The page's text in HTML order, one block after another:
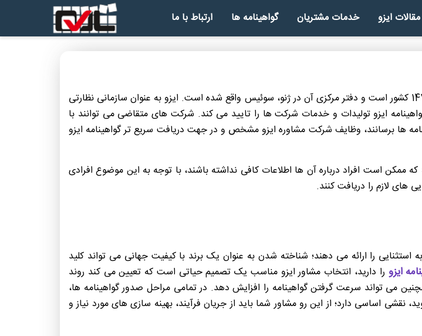
مقالات ایزو خدمات مشتریان گواهینامه ها ارتباط با ما
سازمان بین المللی استاندارد سازی ISO شبکه ای از موسسات استاندارد ملی در 147 کشور است و دفتر مرکزی آن در ژنو، سوئیس واقع شده است. ایزو به عنوان سازمانی نظارتی
ایزو تولیدات و خدمات شرکت ها را تایید می کند. شرکت های متقاضی می توانند با
ها برسانند، وظایف شرکت مشاوره ایزو مشخص و در جهت دریافت سریع تر گواهینامه ایزو
که ممکن است افراد درباره آن ها اطلاعات کافی نداشته باشند، با توجه به این موضوع افرادی
های لازم را دریافت کنند.
را ارائه می دهند؛ شناخته شدن به عنوان یک برند با کیفیت جهانی می تواند کلید
ایزو را دارید، انتخاب مشاور ایزو مناسب یک تصمیم حیاتی است که تعیین می کند روند
می تواند سرعت گرفتن گواهینامه را افزایش دهد. در تمامی مراحل صدور گواهینامه ها،
اساسی دارد؛ از این رو مشاور شما باید از جریان فرآیند، بهینه سازی های مورد نیاز و